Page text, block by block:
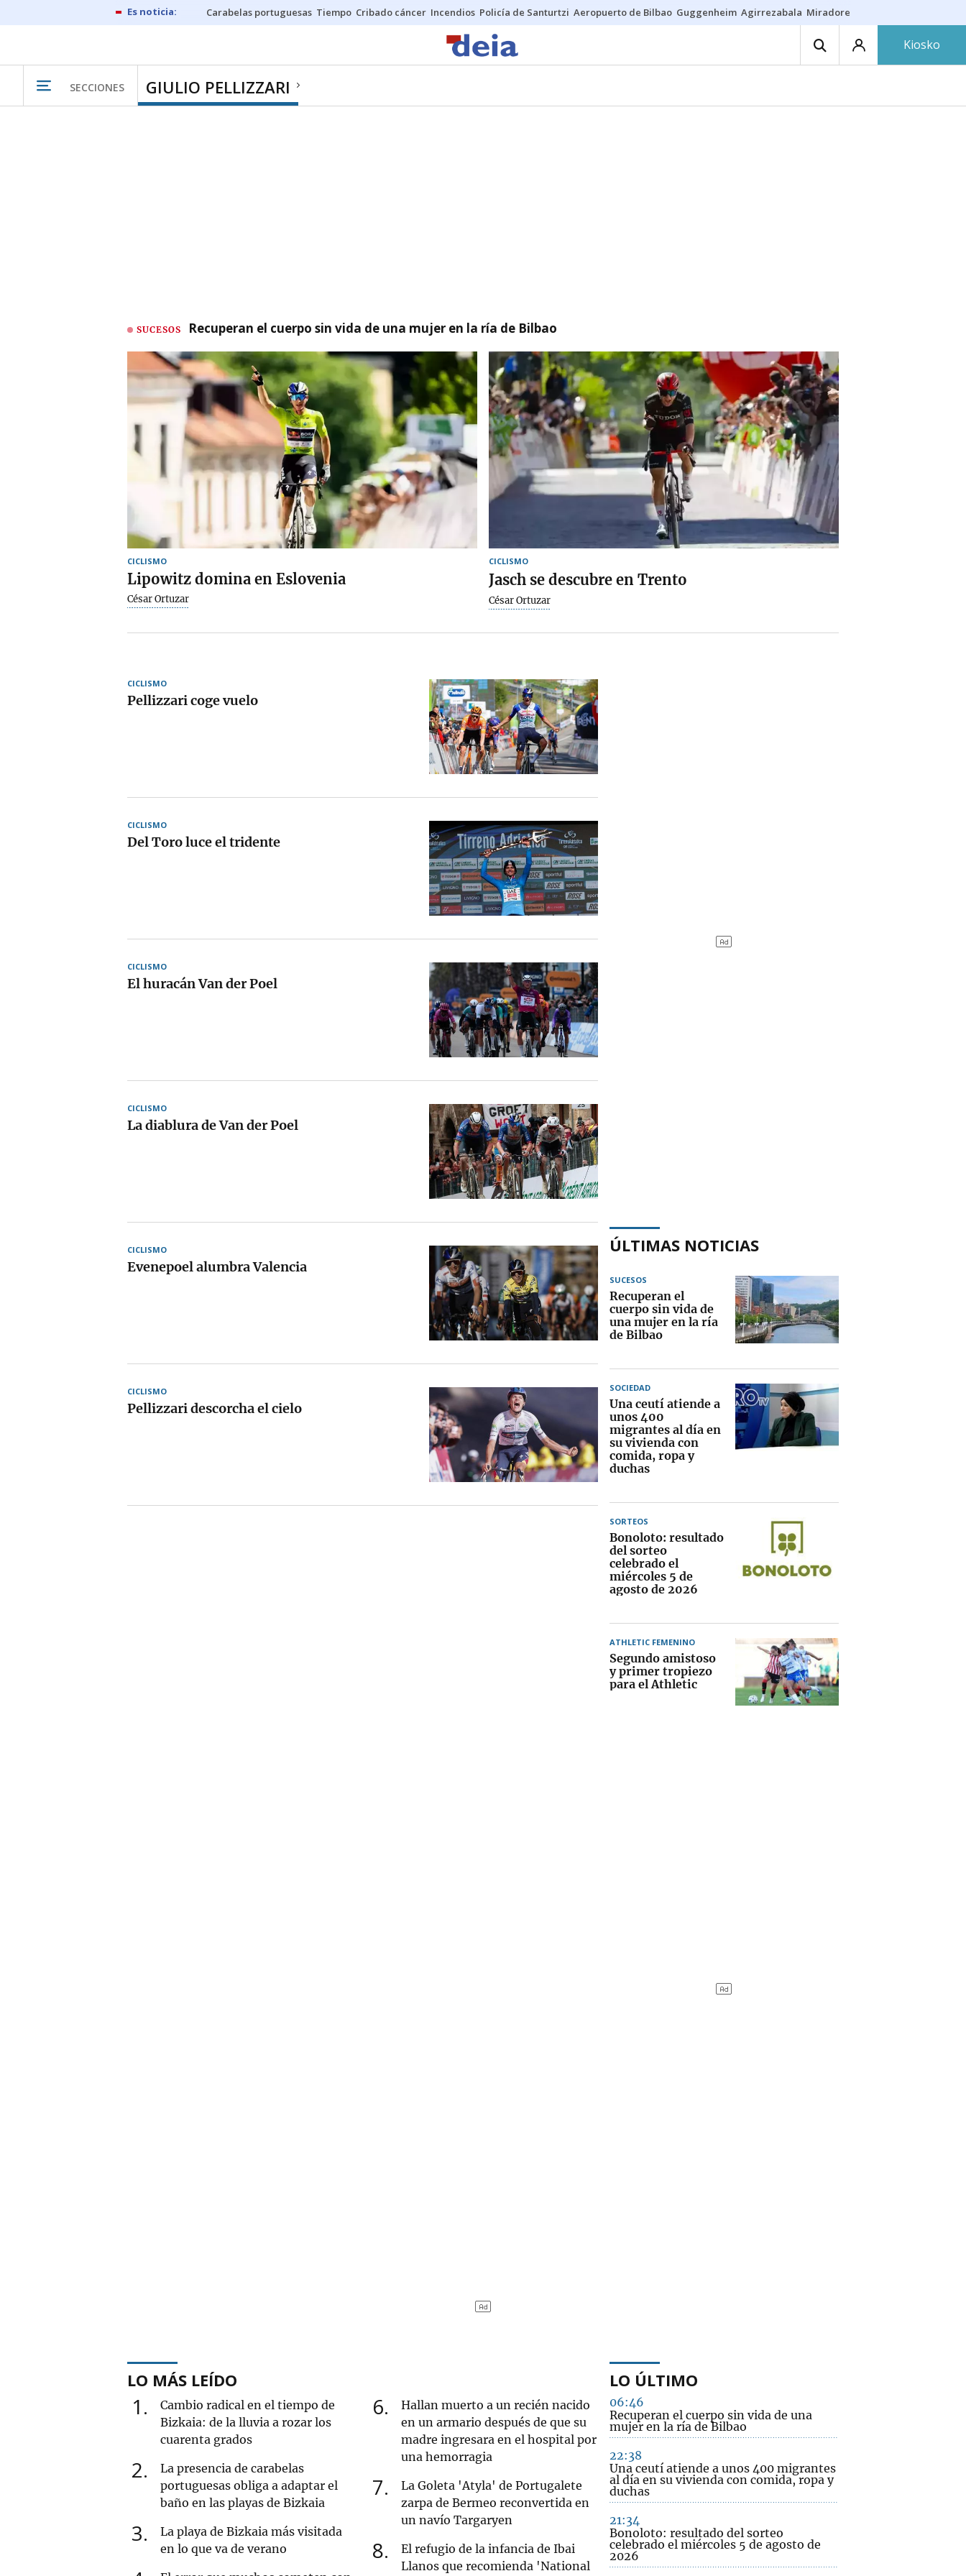
Carabelas portuguesas Tiempo Cribado cáncer Incendios Policía de Santurtzi Aeropuerto de Bilbao Guggenheim Agirrezabala Miradores en Bilbao
Kiosko
SECCIONES GIULIO PELLIZZARI
SUCESOS Recuperan el cuerpo sin vida de una mujer en la ría de Bilbao
CICLISMO
Lipowitz domina en Eslovenia
César Ortuzar
CICLISMO
Jasch se descubre en Trento
César Ortuzar
CICLISMO
Pellizzari coge vuelo
CICLISMO
Del Toro luce el tridente
CICLISMO
El huracán Van der Poel
CICLISMO
La diablura de Van der Poel
CICLISMO
Evenepoel alumbra Valencia
CICLISMO
Pellizzari descorcha el cielo
ÚLTIMAS NOTICIAS
SUCESOS
Recuperan el
cuerpo sin vida de
una mujer en la ría
de Bilbao
SOCIEDAD
Una ceutí atiende a
unos 400
migrantes al día en
su vivienda con
comida, ropa y
duchas
SORTEOS
Bonoloto: resultado
del sorteo
celebrado el
miércoles 5 de
agosto de 2026
ATHLETIC FEMENINO
Segundo amistoso
y primer tropiezo
para el Athletic
LO MÁS LEÍDO
1
Cambio radical en el tiempo de
Bizkaia: de la lluvia a rozar los
cuarenta grados
2
La presencia de carabelas
portuguesas obliga a adaptar el
baño en las playas de Bizkaia
3
La playa de Bizkaia más visitada
en lo que va de verano
6
Hallan muerto a un recién nacido
en un armario después de que su
madre ingresara en el hospital por
una hemorragia
7
La Goleta 'Atyla' de Portugalete
zarpa de Bermeo reconvertida en
un navío Targaryen
8
El refugio de la infancia de Ibai
Llanos que recomienda 'National
LO ÚLTIMO
06:46
Recuperan el cuerpo sin vida de una
mujer en la ría de Bilbao
22:38
Una ceutí atiende a unos 400 migrantes
al día en su vivienda con comida, ropa y
duchas
21:34
Bonoloto: resultado del sorteo
celebrado el miércoles 5 de agosto de
2026